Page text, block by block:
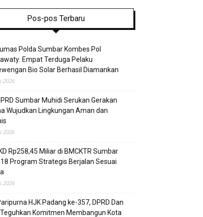
Pos-pos Terbaru
Polda Sumbar Kombes Pol
Empat Terduga Pelaku
Bio Solar Berhasil Diamankan
2026
Sumbar Muhidi Serukan Gerakan
Wujudkan Lingkungan Aman dan
2026
Rp258,45 Miliar di BMCKTR Sumbar
18 Program Strategis Berjalan Sesuai
2026
HJK Padang ke-357, DPRD Dan
Komitmen Membangun Kota